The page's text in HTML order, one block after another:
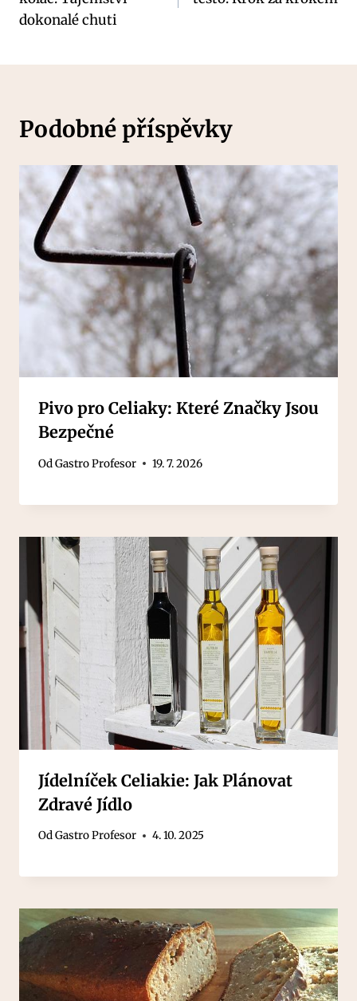
příspěvek
dokonalé chuti
Podobné příspěvky
Pivo pro Celiaky: Které Značky Jsou
Bezpečné
OdGastro Profesor 19. 7. 2026
Jídelníček Celiakie: Jak Plánovat
Zdravé Jídlo
OdGastro Profesor 4. 10. 2025